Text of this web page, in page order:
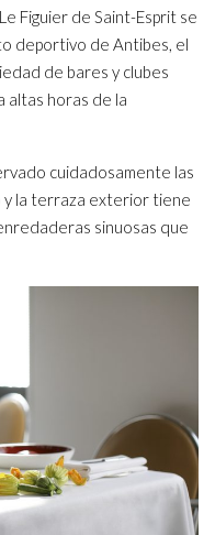
Figuier de Saint-Esprit se
deportivo de Antibes, el
de bares y clubes
altas horas de la
cuidadosamente las
y la terraza exterior tiene
sinuosas que